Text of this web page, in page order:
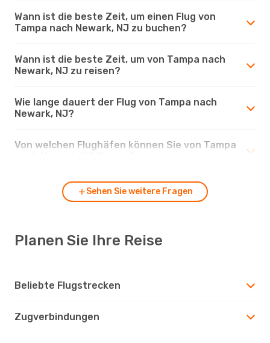
Wann ist die beste Zeit, um einen Flug von
Tampa nach Newark, NJ zu buchen?
Wann ist die beste Zeit, um von Tampa nach
Newark, NJ zu reisen?
Wie lange dauert der Flug von Tampa nach
Newark, NJ?
Von welchen Flughäfen können Sie von Tampa
Sehen Sie weitere Fragen
Planen Sie Ihre Reise
Beliebte Flugstrecken
Zugverbindungen